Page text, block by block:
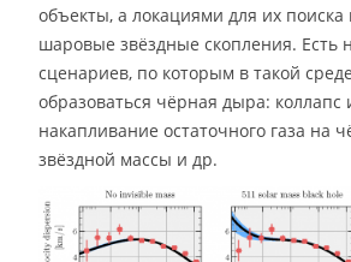
объекты, а локациями для их поиска
шаровые звёздные скопления. Есть
сценариев, по которым в такой
образоваться чёрная дыра: коллапс
накапливание остаточного газа на
звёздной массы и др.